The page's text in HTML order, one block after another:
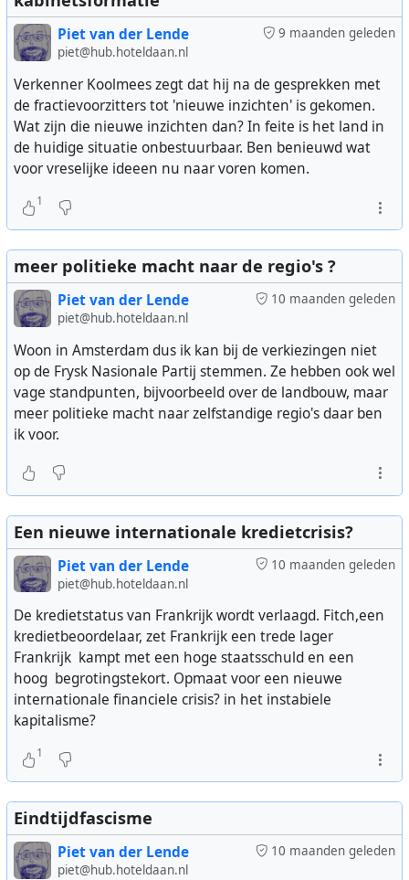
9 maanden geleden
Piet van der Lende
piet@hub.hoteldaan.nl
Verkenner Koolmees zegt dat hij na de gesprekken met
de fractievoorzitters tot 'nieuwe inzichten' is gekomen.
Wat zijn die nieuwe inzichten dan? In feite is het land in
de huidige situatie onbestuurbaar. Ben benieuwd wat
voor vreselijke ideeen nu naar voren komen.
1
meer politieke macht naar de regio's ?
10 maanden geleden
Piet van der Lende
piet@hub.hoteldaan.nl
Woon in Amsterdam dus ik kan bij de verkiezingen niet
op de Frysk Nasionale Partij stemmen. Ze hebben ook wel
vage standpunten, bijvoorbeeld over de landbouw, maar
meer politieke macht naar zelfstandige regio's daar ben
ik voor.
Een nieuwe internationale kredietcrisis?
10 maanden geleden
Piet van der Lende
piet@hub.hoteldaan.nl
De kredietstatus van Frankrijk wordt verlaagd. Fitch,een
kredietbeoordelaar, zet Frankrijk een trede lager
Frankrijk kampt met een hoge staatsschuld en een
hoog begrotingstekort. Opmaat voor een nieuwe
internationale financiele crisis? in het instabiele
kapitalisme?
1
Eindtijdfascisme
10 maanden geleden
Piet van der Lende
piet@hub.hoteldaan.nl